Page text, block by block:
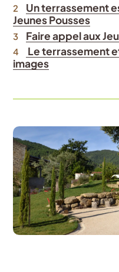
Un terrassement
Jeunes Pousses
Faire appel aux
Le terrassement
images